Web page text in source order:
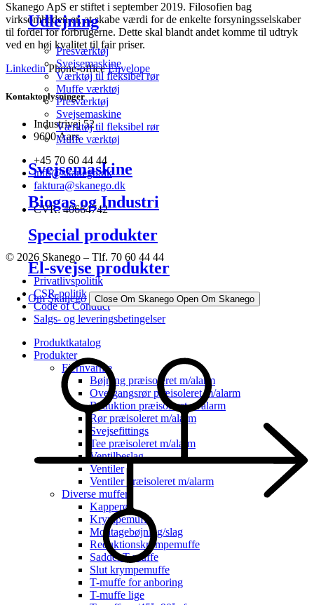
Udlejning
Presværktøj
Svejsemaskine
Værktøj til fleksibel rør
Muffe værktøj
Presværktøj
Svejsemaskine
Værktøj til fleksibel rør
Muffe værktøj
Svejsemaskine
Biogas og Industri
Special produkter
El-svejse produkter
Om Skanego Close Om Skanego Open Om Skanego
Skanego ApS er stiftet i september 2019. Filosofien bag
virksomheden er, at skabe værdi for de enkelte forsyningsselskaber
til fordel for forbrugerne. Dette skal blandt andet komme til udtryk
ved en høj kvalitet til fair priser.
Linkedin Phone-office Envelope
Kontaktoplysninger
Industrivej 52
9600 Aars
+45 70 60 44 44
info@skanego.dk
faktura@skanego.dk
CVR: 40664742
© 2026 Skanego – Tlf. 70 60 44 44
Privatlivspolitik
CSR-politik
Code of Conduct
Salgs- og leveringsbetingelser
Produktkatalog
Produkter
Fjernvarme
Bøjning præisoleret m/alarm
Overgangsrør præisoleret m/alarm
Reduktion præisoleret m/alarm
Rør præisoleret m/alarm
Svejsefittings
Tee præisoleret m/alarm
Ventilbeslag
Ventiler
Ventiler præisoleret m/alarm
Diverse muffer
Kapperør
Krympemuffe
Montagebøjning/slag
Reduktionskrympemuffe
Saddel T-muffe
Slut krympemuffe
T-muffe for anboring
T-muffe lige